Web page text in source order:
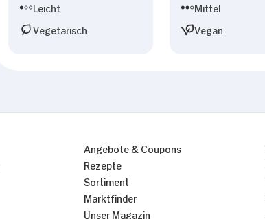
Leicht
Vegetarisch
Mittel
Vegan
Angebote & Coupons
Rezepte
Sortiment
Marktfinder
Unser Magazin